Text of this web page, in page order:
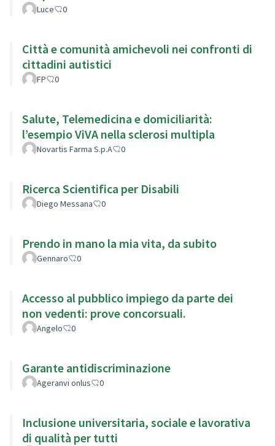
Luce 0
Città e comunità amichevoli nei confronti di
cittadini autistici
FP 0
Salute, Telemedicina e domiciliarità:
l’esempio ViVA nella sclerosi multipla
Novartis Farma S.p.A 0
Ricerca Scientifica per Disabili
Diego Messana 0
Prendo in mano la mia vita, da subito
Gennaro 0
Accesso al pubblico impiego da parte dei
non vedenti: prove concorsuali.
Angelo 0
Garante antidiscriminazione
Ageranvi onlus 0
Inclusione universitaria, sociale e lavorativa
di qualità per tutti